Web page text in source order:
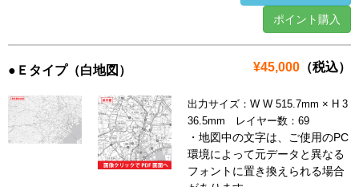
ポイント購入
¥45,000 （税込）
●Ｅタイプ（白地図）
出力サイズ：W W 515.7mm × H 3
36.5mm レイヤー数：69
・地図中の文字は、ご使用のPC
環境によって元データと異なる
フォントに置き換えられる場合